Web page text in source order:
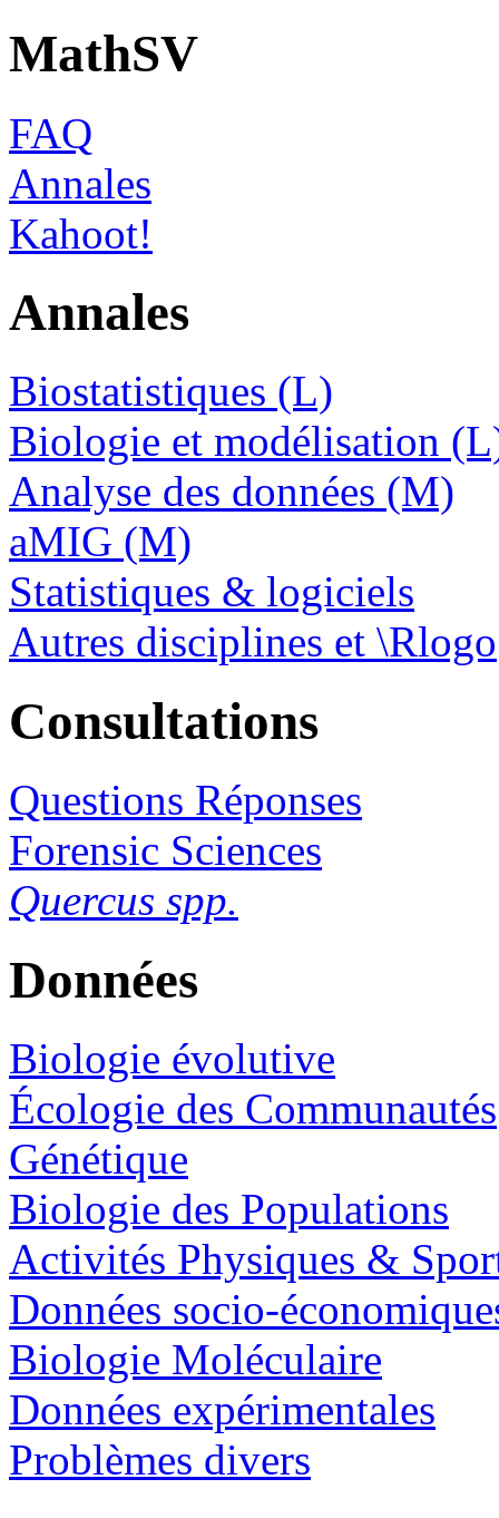
MathSV
FAQ
Annales
Kahoot!
Annales
Biostatistiques (L)
Biologie et modélisation
Analyse des données (M)
aMIG (M)
Statistiques & logiciels
Autres disciplines et \Rlogo
Consultations
Questions Réponses
Forensic Sciences
Quercus spp.
Données
Biologie évolutive
Écologie des Communautés
Génétique
Biologie des Populations
Activités Physiques &
Données socio-
Biologie Moléculaire
Données expérimentales
Problèmes divers